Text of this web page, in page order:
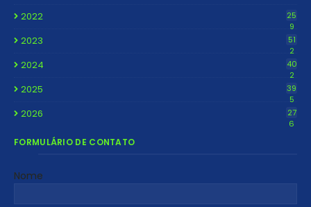
2022
25
9
2023
51
2
2024
40
2
2025
39
5
2026
27
6
FORMULÁRIO DE CONTATO
Nome